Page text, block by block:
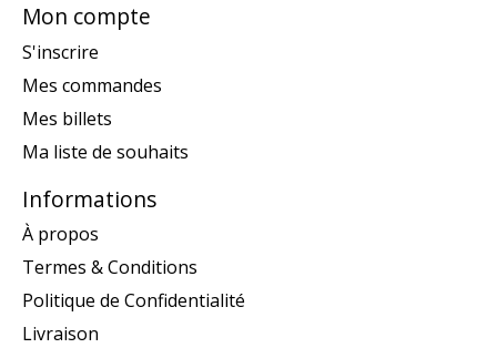
Mon compte
S'inscrire
Mes commandes
Mes billets
Ma liste de souhaits
Informations
À propos
Termes & Conditions
Politique de Confidentialité
Livraison